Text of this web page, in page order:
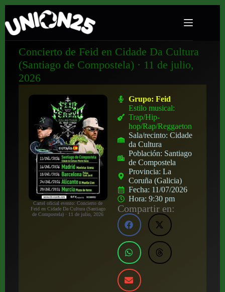
Concierto de Feid en Cidade Da Cultura
(Santiago de Compostela) · 11 de julio,
2026
Cartel oficial evento: Concierto de
Feid en Cidade Da Cultura (Santiago
de Compostela) · 11 de julio, 2026
Grupo:Feid
Estilo musical:
Trap/Hip-
hop/Rap/Reggaeton
Sala/recinto:Cidade
da Cultura
Población: Santiago
de Compostela
Provincia:La
Coruña (Galicia)
Fecha: 11/07/2026
Hora:9:30 pm
Compartir en: